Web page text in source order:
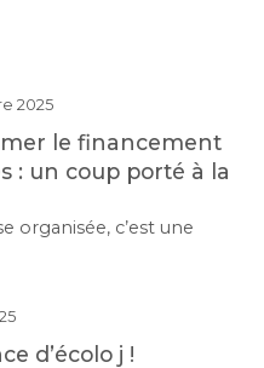
2025
le financement
: un coup porté à la
organisée, c’est une
d’écolo j !